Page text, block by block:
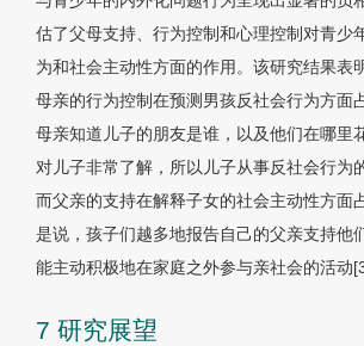
估了父母支持、行为控制和心理控制对青少
为和社会主动性方面的作用。该研究结果表
母亲的行为控制在预测男孩反社会行为方面
母亲知道儿子的朋友是谁，以及他们在哪里
对儿子非常了解，所以儿子从事反社会行为
而父亲的支持在解释子女的社会主动性方面
是说，孩子们越多地报告自己的父亲支持他
能主动积极地在家庭之外参与亲社会的活动
7 研究展望